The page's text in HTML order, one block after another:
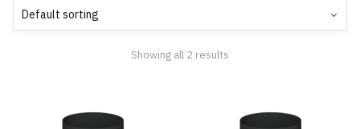
Showing all 2 results